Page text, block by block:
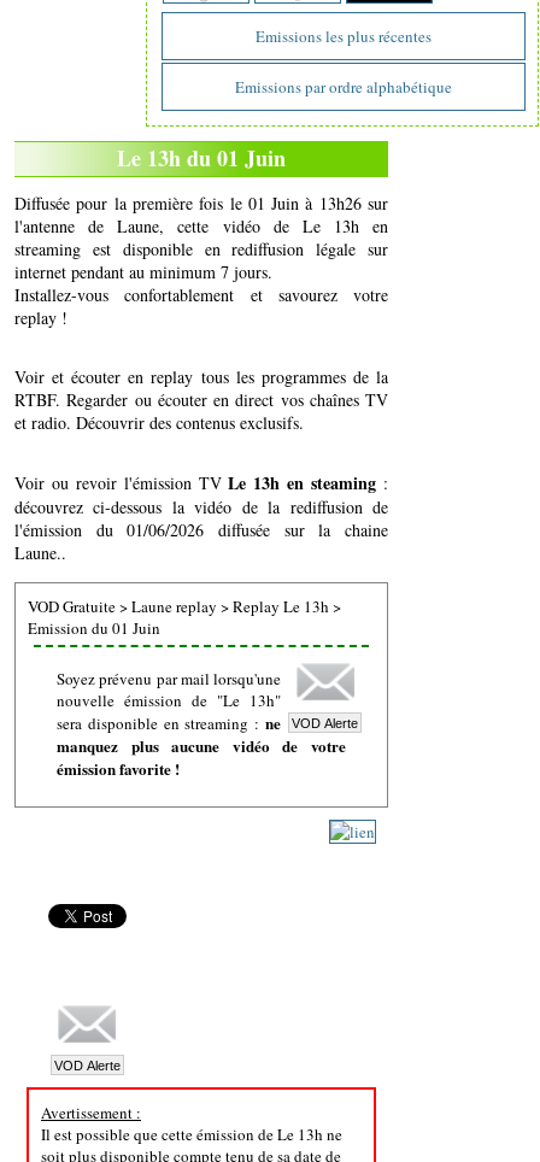
Emissions les plus récentes
Emissions par ordre alphabétique
Le 13h du 01 Juin
Diffusée pour la première fois le 01 Juin à 13h26 sur
l'antenne de Laune, cette vidéo de Le 13h en
streaming est disponible en rediffusion légale sur
internet pendant au minimum 7 jours.
Installez-vous confortablement et savourez votre
replay !
Voir et écouter en replay tous les programmes de la
RTBF. Regarder ou écouter en direct vos chaînes TV
et radio. Découvrir des contenus exclusifs.
Voir ou revoir l'émission TVLe 13h en steaming :
découvrez ci-dessous la vidéo de la rediffusion de
l'émission du 01/06/2026 diffusée sur la chaine
Laune..
VOD Gratuite>Laune replay >Replay Le 13h >
Emission du 01 Juin
Soyez prévenu par mail lorsqu'une
nouvelle émission de "Le 13h"
sera disponible en streaming : ne
manquez plus aucune vidéo de votre
émission favorite !
Avertissement :
Il est possible que cette émission de Le 13h ne
soit plus disponible compte tenu de sa date de